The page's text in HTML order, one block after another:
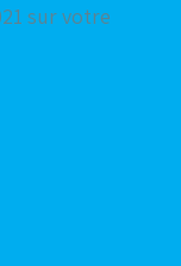
sur votre